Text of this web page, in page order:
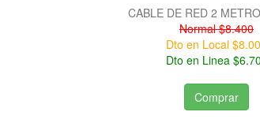
CABLE DE RED 2
Normal $8.400
Dto en Local
Dto en Linea